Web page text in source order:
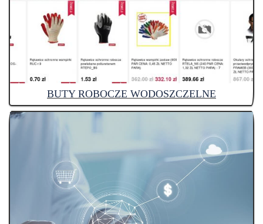
BUTY ROBOCZE WODOSZCZELNE